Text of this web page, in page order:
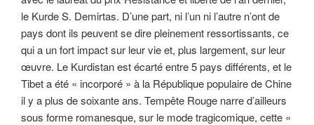
le Kurde S. Demirtas. D’une part, ni l’un ni l’autre n’ont de
pays dont ils peuvent se dire pleinement ressortissants, ce
qui a un fort impact sur leur vie et, plus largement, sur leur
œuvre. Le Kurdistan est écarté entre 5 pays différents, et le
Tibet a été « incorporé » à la République populaire de Chine
il y a plus de soixante ans. Tempête Rouge narre d’ailleurs
sous forme romanesque, sur le mode tragicomique, cette «